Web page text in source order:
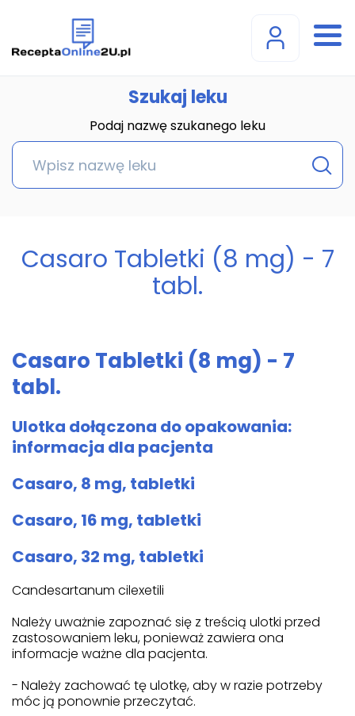
Szukaj leku
Podaj nazwę szukanego leku
Casaro Tabletki (8 mg) - 7
tabl.
Casaro Tabletki (8 mg) - 7
tabl.
Ulotka dołączona do opakowania:
informacja dla pacjenta
Casaro, 8 mg, tabletki
Casaro, 16 mg, tabletki
Casaro, 32 mg, tabletki
Candesartanum cilexetili
Należy uważnie zapoznać się z treścią ulotki przed
zastosowaniem leku, ponieważ zawiera ona
informacje ważne dla pacjenta.
- Należy zachować tę ulotkę, aby w razie potrzeby
móc ją ponownie przeczytać.